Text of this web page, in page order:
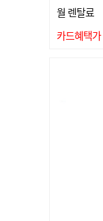
월 렌탈료
카드혜택가